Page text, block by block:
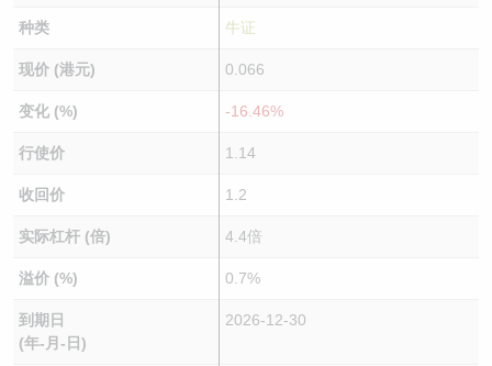
种类 牛证
现价 (港元) 0.066
变化 (%) -16.46%
行使价 1.14
收回价 1.2
实际杠杆 (倍) 4.4倍
溢价 (%) 0.7%
到期日
(年-月-日)
2026-12-30